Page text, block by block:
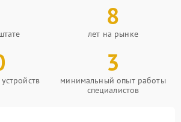
8
лет на рынке
3
минимальный опыт работы
специалистов